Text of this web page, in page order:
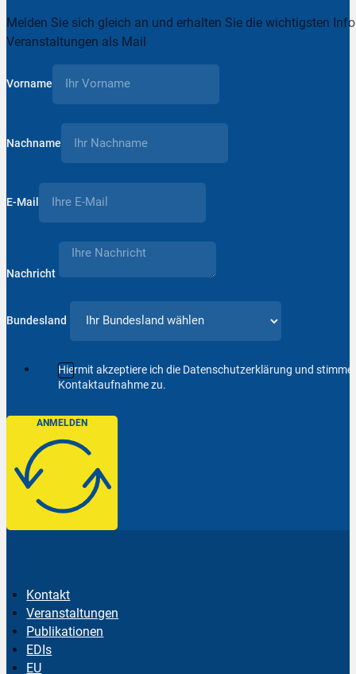
Melden Sie sich gleich an und erhalten Sie die wichtigsten
Veranstaltungen als Mail
Vorname
Nachname
E-Mail
Nachricht
Bundesland
Hiermit akzeptiere ich die Datenschutzerklärung und
Kontaktaufnahme zu.
ANMELDEN
Kontakt
Veranstaltungen
Publikationen
EDIs
EU